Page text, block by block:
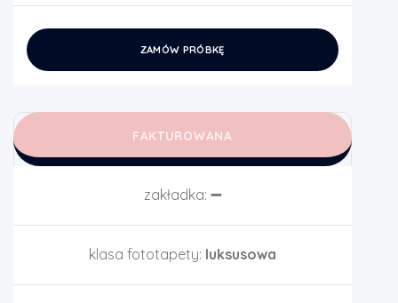
ZAMÓW PRÓBKĘ
FAKTUROWANA
zakładka: ➖
klasa fototapety: luksusowa